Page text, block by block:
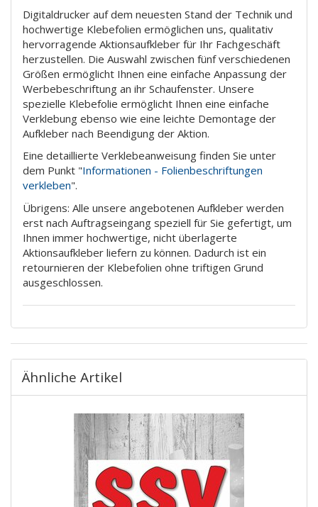
Digitaldrucker auf dem neuesten Stand der Technik und
hochwertige Klebefolien ermöglichen uns, qualitativ
hervorragende Aktionsaufkleber für Ihr Fachgeschäft
herzustellen. Die Auswahl zwischen fünf verschiedenen
Größen ermöglicht Ihnen eine einfache Anpassung der
Werbebeschriftung an ihr Schaufenster. Unsere
spezielle Klebefolie ermöglicht Ihnen eine einfache
Verklebung ebenso wie eine leichte Demontage der
Aufkleber nach Beendigung der Aktion.
Eine detaillierte Verklebeanweisung finden Sie unter
dem Punkt "Informationen - Folienbeschriftungen
verkleben".
Übrigens: Alle unsere angebotenen Aufkleber werden
erst nach Auftragseingang speziell für Sie gefertigt, um
Ihnen immer hochwertige, nicht überlagerte
Aktionsaufkleber liefern zu können. Dadurch ist ein
retournieren der Klebefolien ohne triftigen Grund
ausgeschlossen.
Ähnliche Artikel